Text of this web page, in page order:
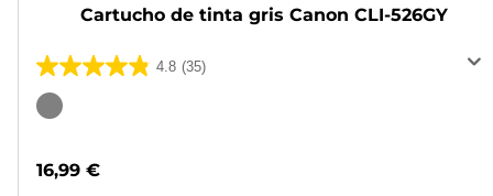
Cartucho de tinta gris Canon CLI-526GY
4.8 (35)
4.8
de
35
Cartucho
color
16,99 €